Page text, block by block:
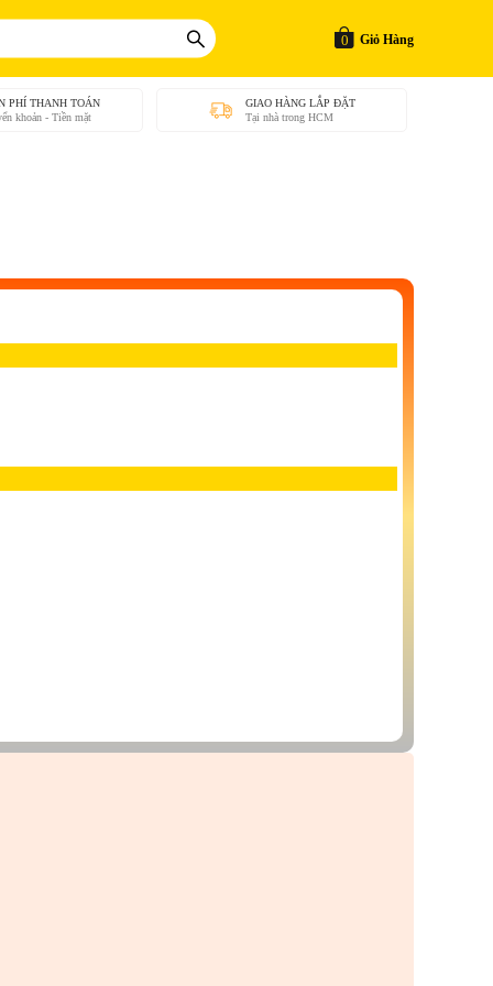
0 Giỏ Hàng
PHÍ THANH TOÁN
khoản - Tiền mặt
GIAO HÀNG LẮP ĐẶT
Tại nhà trong HCM